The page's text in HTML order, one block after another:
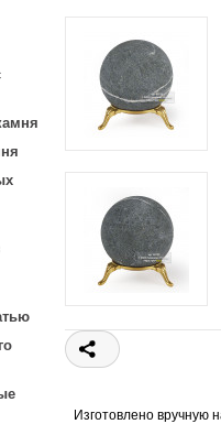
Изготовлено вручную